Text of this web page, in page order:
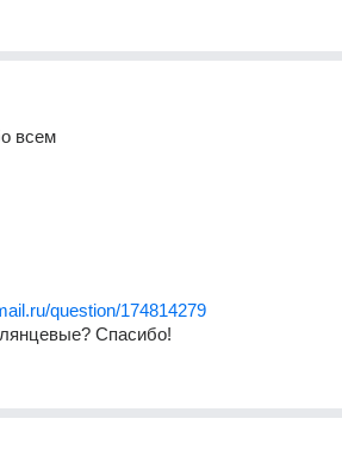
всем
question/174814279
Спасибо!